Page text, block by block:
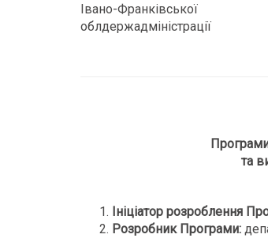
Івано-Франківської
та
Ініціатор розроблення
Розробник Програми: